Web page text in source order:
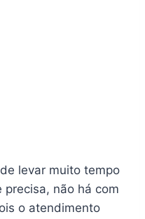
levar muito tempo
precisa, não há com
o atendimento